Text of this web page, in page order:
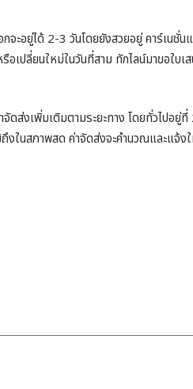
อยู่ได้ 2-3 วันโดยยังสวยอยู่ คาร์เนชั่น
ปลี่ยนใหม่ในวันที่สาม ทักไลน์มาขอใบเ
ส่งเพิ่มเติมตามระยะทาง โดยทั่วไปอ
ในสภาพสด ค่าจัดส่งจะคำนวณและแจ้